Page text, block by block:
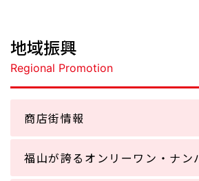
地域振興
Regional Promotion
商店街情報
福山が誇るオンリーワン・ナン